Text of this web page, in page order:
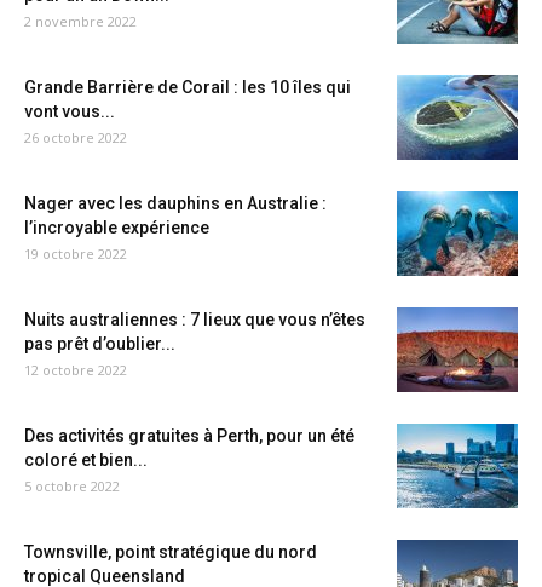
2 novembre 2022
Grande Barrière de Corail : les 10 îles qui
vont vous...
26 octobre 2022
Nager avec les dauphins en Australie :
l’incroyable expérience
19 octobre 2022
Nuits australiennes : 7 lieux que vous n’êtes
pas prêt d’oublier...
12 octobre 2022
Des activités gratuites à Perth, pour un été
coloré et bien...
5 octobre 2022
Townsville, point stratégique du nord
tropical Queensland